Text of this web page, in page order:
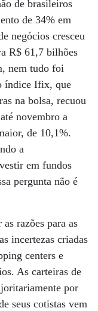
de brasileiros
de 34% em
negócios cresceu
R$ 61,7 bilhões
nem tudo foi
índice Ifix, que
na bolsa, recuou
novembro a
de 10,1%.
a
em fundos
pergunta não é
razões para as
incertezas criadas
centers e
As carteiras de
por
seus cotistas vem